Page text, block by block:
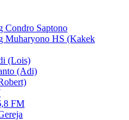
Condro Saptono
Muharyono HS (Kakek
(Lois)
(Adi)
FM